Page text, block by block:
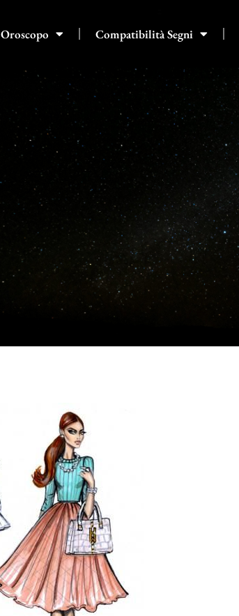
Oroscopo Compatibilità Segni